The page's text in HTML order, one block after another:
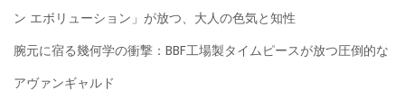
ン エボリューション」が放つ、大人の色気と知性
腕元に宿る幾何学の衝撃：BBF工場製タイムピースが放つ圧倒的な
アヴァンギャルド